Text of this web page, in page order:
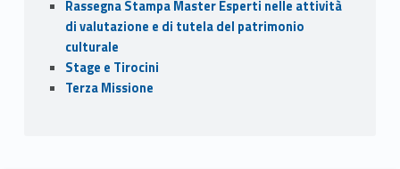
Rassegna Stampa Master Esperti nelle attività
di valutazione e di tutela del patrimonio
culturale
Stage e Tirocini
Terza Missione